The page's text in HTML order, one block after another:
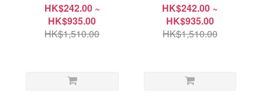
HK$242.00 ~
HK$935.00
HK$1,510.00
HK$242.00 ~
HK$935.00
HK$1,510.00